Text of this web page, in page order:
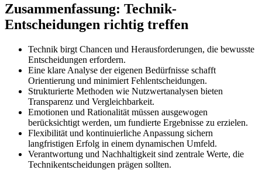
Zusammenfassung: Technik-
Entscheidungen richtig treffen
Technik birgt Chancen und Herausforderungen, die bewusste
Entscheidungen erfordern.
Eine klare Analyse der eigenen Bedürfnisse schafft
Orientierung und minimiert Fehlentscheidungen.
Strukturierte Methoden wie Nutzwertanalysen bieten
Transparenz und Vergleichbarkeit.
Emotionen und Rationalität müssen ausgewogen
berücksichtigt werden, um fundierte Ergebnisse zu erzielen.
Flexibilität und kontinuierliche Anpassung sichern
langfristigen Erfolg in einem dynamischen Umfeld.
Verantwortung und Nachhaltigkeit sind zentrale Werte, die
Technikentscheidungen prägen sollten.